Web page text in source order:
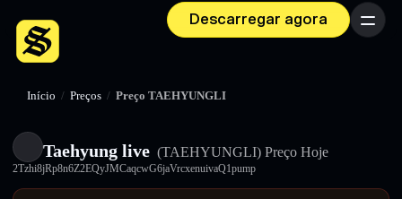
Descarregar agora Menu
Início / Preços / Preço TAEHYUNGLI
Taehyung live (TAEHYUNGLI) Preço Hoje
2Tzhi8jRp8n6Z2EQyJMCaqcwG6jaVrcxenuivaQ1pump